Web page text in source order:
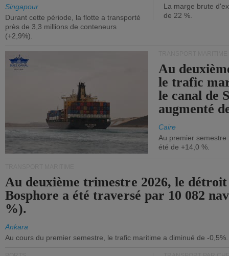
Singapour
Durant cette période, la flotte a transporté
près de 3,3 millions de conteneurs
(+2,9%).
La marge brute
de 22 %.
Au
le trafic
le canal de
augmenté
Caire
Au premier
été de +14,0 %.
Au deuxième trimestre 2026, le
Bosphore a été traversé par 10 082
%).
Ankara
Au cours du premier semestre, le trafic maritime a diminué de -0,5%.